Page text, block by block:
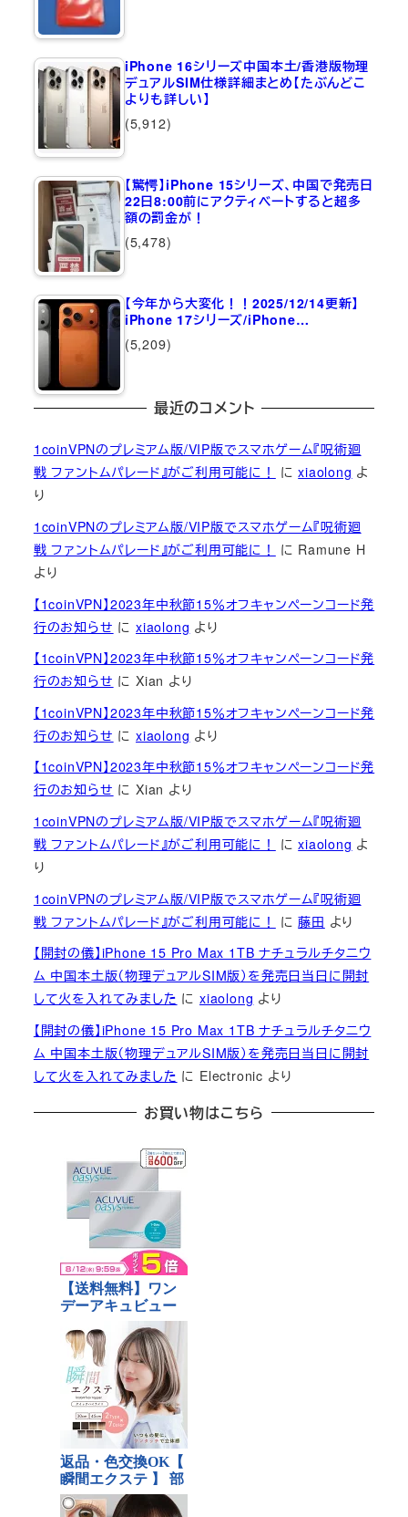
iPhone 16シリーズ中国本土/香港版物理
デュアルSIM仕様詳細まとめ【たぶんどこ
よりも詳しい】
(5,912)
【驚愕】iPhone 15シリーズ、中国で発売日
22日8:00前にアクティベートすると超多
額の罰金が！
(5,478)
【今年から大変化！！2025/12/14更新】
iPhone 17シリーズ/iPhone…
(5,209)
最近のコメント
1coinVPNのプレミアム版/VIP版でスマホゲーム『呪術廻
戦 ファントムパレード』がご利用可能に！
にxiaolong よ
り
1coinVPNのプレミアム版/VIP版でスマホゲーム『呪術廻
戦 ファントムパレード』がご利用可能に！
に Ramune H
より
【1coinVPN】2023年中秋節15％オフキャンペーンコード発
行のお知らせ にxiaolong より
【1coinVPN】2023年中秋節15％オフキャンペーンコード発
行のお知らせ にXian より
【1coinVPN】2023年中秋節15％オフキャンペーンコード発
行のお知らせ にxiaolong より
【1coinVPN】2023年中秋節15％オフキャンペーンコード発
行のお知らせ にXian より
1coinVPNのプレミアム版/VIP版でスマホゲーム『呪術廻
戦 ファントムパレード』がご利用可能に！
にxiaolong よ
り
1coinVPNのプレミアム版/VIP版でスマホゲーム『呪術廻
戦 ファントムパレード』がご利用可能に！
に藤田 より
【開封の儀】iPhone 15 Pro Max 1TB ナチュラルチタニウ
ム 中国本土版（物理デュアルSIM版）を発売日当日に開封
して火を入れてみました にxiaolong より
【開封の儀】iPhone 15 Pro Max 1TB ナチュラルチタニウ
ム 中国本土版（物理デュアルSIM版）を発売日当日に開封
して火を入れてみました に Electronic より
お買い物はこちら